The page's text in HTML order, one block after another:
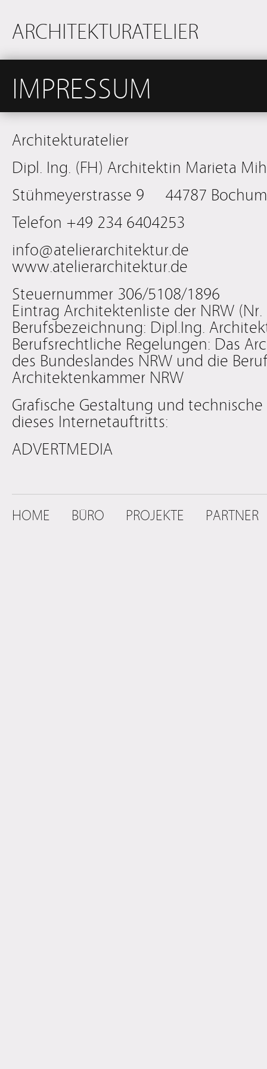
ARCHITEKTURATELIER
IMPRESSUM
Architekturatelier
Dipl. Ing. (FH) Architektin Marieta
Stühmeyerstrasse 9 44787 Bochum
Telefon +49 234 6404253
info@atelierarchitektur.de
www.atelierarchitektur.de
Steuernummer 306/5108/1896
Eintrag Architektenliste der NRW
Berufsbezeichnung: Dipl.Ing.
Berufsrechtliche Regelungen: Das
des Bundeslandes NRW und die
Architektenkammer NRW
Grafische Gestaltung und
dieses Internetauftritts:
ADVERTMEDIA
HOME BÜRO PROJEKTE PARTNER